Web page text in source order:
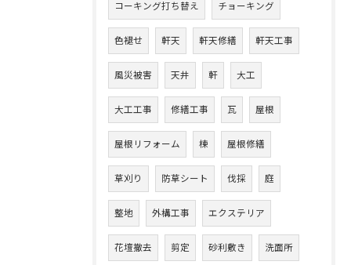
コーキング打ち替え チョーキング
色褪せ 軒天 軒天修繕 軒天工事
風災被害 天井 軒 大工
大工工事 修繕工事 瓦 屋根
屋根リフォーム 棟 屋根修繕
草刈り 防草シート 伐採 庭
整地 外構工事 エクステリア
花壇撤去 剪定 砂利敷き 洗面所